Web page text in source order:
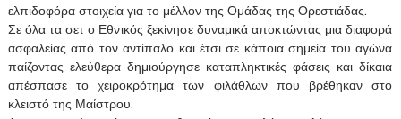
ελπιδοφόρα στοιχεία για το μέλλον της Ομάδας της Ορεστιάδας.
Σε όλα τα σετ ο Εθνικός ξεκίνησε δυναμικά αποκτώντας μια διαφορά
ασφαλείας από τον αντίπαλο και έτσι σε κάποια σημεία του αγώνα
παίζοντας ελεύθερα δημιούργησε καταπληκτικές φάσεις και δίκαια
απέσπασε το χειροκρότημα των φιλάθλων που βρέθηκαν στο
κλειστό της Μαίστρου.